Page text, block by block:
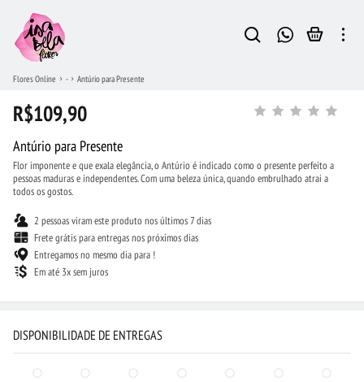
Flores Online - Antúrio para Presente
R$109,90
Antúrio para Presente
Flor imponente e que exala elegância, o Antúrio é indicado como o presente perfeito a
pessoas maduras e independentes. Com uma beleza única, quando embrulhado atrai a
todos os gostos.
2 pessoas viram este produto nos últimos 7 dias
Frete grátis para entregas nos próximos dias
Entregamos no mesmo dia para !
Em até 3x sem juros
DISPONIBILIDADE DE ENTREGAS